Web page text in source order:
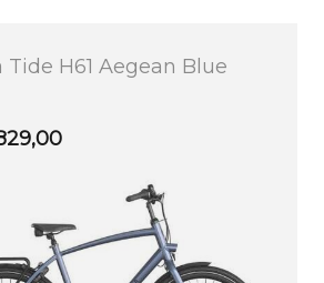
Tide H61 Aegean Blue